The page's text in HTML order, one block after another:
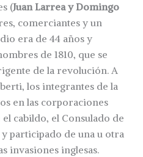
(Juan Larrea y Domingo
comerciantes y un
era de 44 años y
de 1810, que se
de la revolución. A
los integrantes de la
en las corporaciones
cabildo, el Consulado de
participado de una u otra
invasiones inglesas.